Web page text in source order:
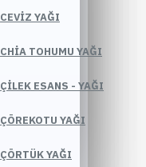
CEVIZ YAĞI
CHIA TOHUMU YAĞI
ÇILEK ESANS - YAĞI
ÇÖREKOTU YAĞI
ÇÖRTÜK YAĞI